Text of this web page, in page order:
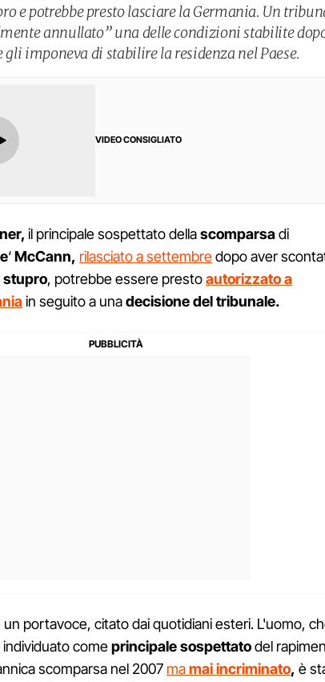
e potrebbe presto lasciare la Germania. Un
annullato” una delle condizioni stabilite
gli imponeva di stabilire la residenza nel Paese.
VIDEO CONSIGLIATO
il principale sospettato dellascomparsadi
‘McCann, rilasciato a settembredopo aver
stupro, potrebbe essere prestoautorizzato a
in seguito a unadecisione del tribunale.
portavoce, citato dai quotidiani esteri. L'uomo,
comeprincipale sospettatodel
scomparsa nel 2007 mamai incriminato, è